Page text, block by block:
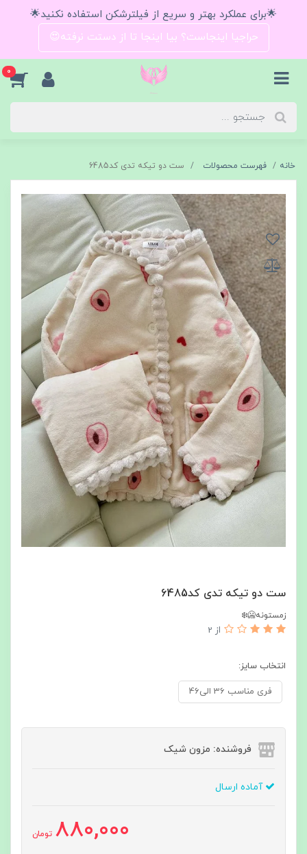
🌟برای عملکرد بهتر و سریع از فیلترشکن استفاده نکنید🌟
حراجیا اینجاست؟ بیا اینجا تا از دستت نرفته😍
0
خانه فهرست محصولات ست دو تیکه تدی کد6485
ست دو تیکه تدی کد6485
زمستونه🥶❄️
از 2
انتخاب سایز:
فری مناسب 36 الی46
فروشنده: مزون شیک
آماده ارسال
880,000 تومان